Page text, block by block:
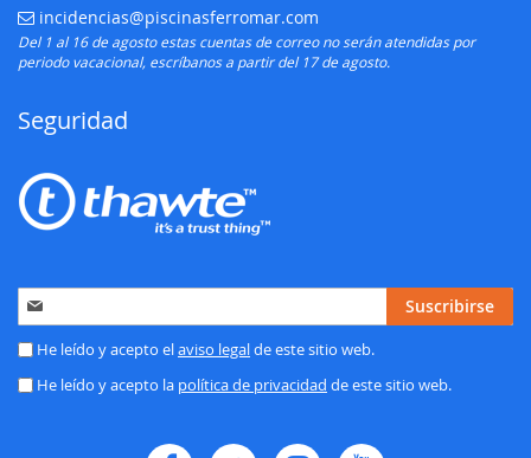
E-mail:
incidencias@piscinasferromar.com
Del 1 al 16 de agosto estas cuentas de correo no serán atendidas por
periodo vacacional, escríbanos a partir del 17 de agosto.
Seguridad
Inscríbase
a
nuestro
de
Suscribirse
He leído y acepto elaviso legalde este sitio web.
He leído y acepto la política de privacidad de este sitio web.